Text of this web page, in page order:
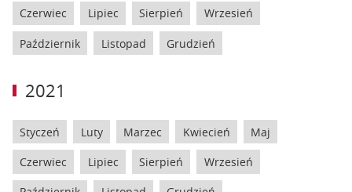
Czerwiec Lipiec Sierpień Wrzesień
Październik Listopad Grudzień
2021
Styczeń Luty Marzec Kwiecień Maj
Czerwiec Lipiec Sierpień Wrzesień